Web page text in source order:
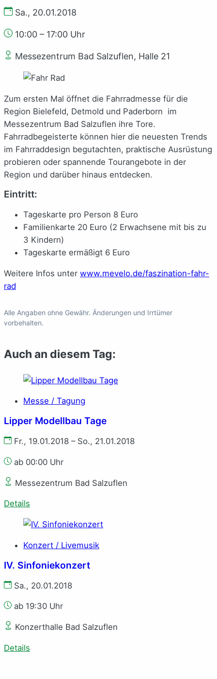
Sa., 20.01.2018
10:00 – 17:00 Uhr
Messezentrum Bad Salzuflen, Halle 21
Zum ersten Mal öffnet die Fahrradmesse für die
Region Bielefeld, Detmold und Paderborn im
Messezentrum Bad Salzuflen ihre Tore.
Fahrradbegeisterte können hier die neuesten Trends
im Fahrraddesign begutachten, praktische Ausrüstung
probieren oder spannende Tourangebote in der
Region und darüber hinaus entdecken.
Eintritt:
Tageskarte pro Person 8 Euro
Familienkarte 20 Euro (2 Erwachsene mit bis zu
3 Kindern)
Tageskarte ermäßigt 6 Euro
Weitere Infos unter www.mevelo.de/faszination-fahr-
rad
Alle Angaben ohne Gewähr. Änderungen und Irrtümer
vorbehalten.
Auch an diesem Tag:
Messe / Tagung
Lipper Modellbau Tage
Fr., 19.01.2018 – So., 21.01.2018
ab 00:00 Uhr
Messezentrum Bad Salzuflen
Details
Konzert / Livemusik
IV. Sinfoniekonzert
Sa., 20.01.2018
ab 19:30 Uhr
Konzerthalle Bad Salzuflen
Details